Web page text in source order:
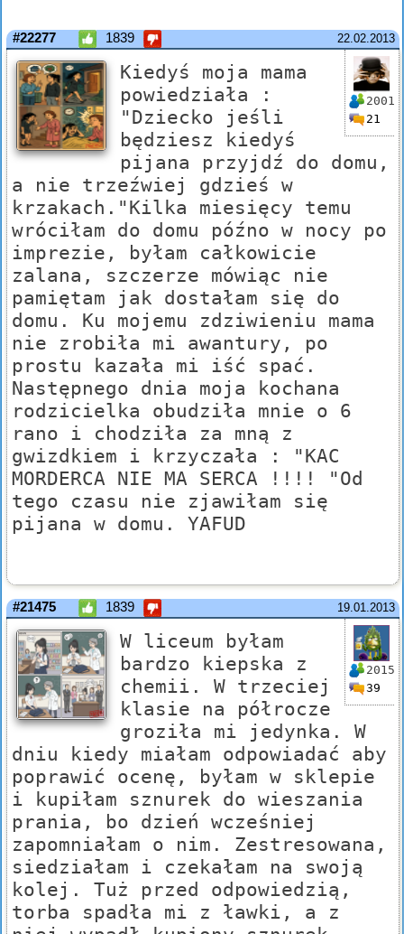
22.02.2013
#22277 1839
2001
21
Kiedyś moja mama
powiedziała :
"Dziecko jeśli
będziesz kiedyś
pijana przyjdź do domu,
a nie trzeźwiej gdzieś w
krzakach."Kilka miesięcy temu
wróciłam do domu późno w nocy po
imprezie, byłam całkowicie
zalana, szczerze mówiąc nie
pamiętam jak dostałam się do
domu. Ku mojemu zdziwieniu mama
nie zrobiła mi awantury, po
prostu kazała mi iść spać.
Następnego dnia moja kochana
rodzicielka obudziła mnie o 6
rano i chodziła za mną z
gwizdkiem i krzyczała : "KAC
MORDERCA NIE MA SERCA !!!! "Od
tego czasu nie zjawiłam się
pijana w domu. YAFUD
19.01.2013
#21475 1839
2015
39
W liceum byłam
bardzo kiepska z
chemii. W trzeciej
klasie na półrocze
groziła mi jedynka. W
dniu kiedy miałam odpowiadać aby
poprawić ocenę, byłam w sklepie
i kupiłam sznurek do wieszania
prania, bo dzień wcześniej
zapomniałam o nim. Zestresowana,
siedziałam i czekałam na swoją
kolej. Tuż przed odpowiedzią,
torba spadła mi z ławki, a z